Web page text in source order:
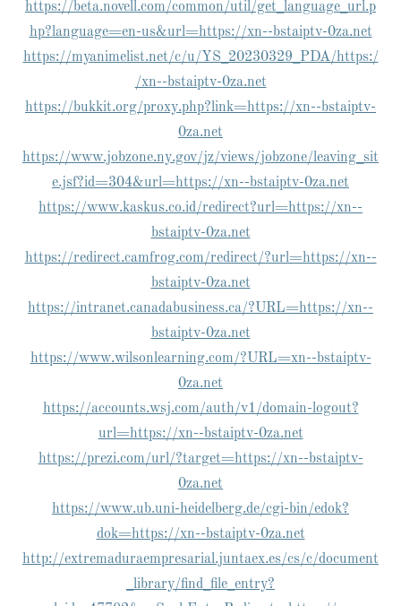
https://beta.novell.com/common/util/get_language_url.p
hp?language=en-us&url=https://xn--bstaiptv-0za.net
https://myanimelist.net/c/u/YS_20230329_PDA/https:/
/xn--bstaiptv-0za.net
https://bukkit.org/proxy.php?link=https://xn--bstaiptv-
0za.net
https://www.jobzone.ny.gov/jz/views/jobzone/leaving_sit
e.jsf?id=304&url=https://xn--bstaiptv-0za.net
https://www.kaskus.co.id/redirect?url=https://xn--
bstaiptv-0za.net
https://redirect.camfrog.com/redirect/?url=https://xn--
bstaiptv-0za.net
https://intranet.canadabusiness.ca/?URL=https://xn--
bstaiptv-0za.net
https://www.wilsonlearning.com/?URL=xn--bstaiptv-
0za.net
https://accounts.wsj.com/auth/v1/domain-logout?
url=https://xn--bstaiptv-0za.net
https://prezi.com/url/?target=https://xn--bstaiptv-
0za.net
https://www.ub.uni-heidelberg.de/cgi-bin/edok?
dok=https://xn--bstaiptv-0za.net
http://extremaduraempresarial.juntaex.es/cs/c/document
_library/find_file_entry?